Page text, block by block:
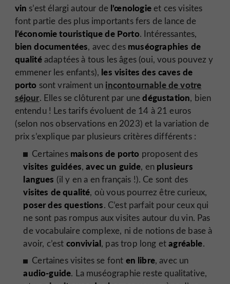
vin s’est élargi autour de l’œnologieet ces visites
font partie des plus importants fers de lance de
l’économie touristique de Porto. Intéressantes,
bien documentées, avec des muséographies de
qualitéadaptées à tous les âges (oui, vous pouvez y
emmener les enfants), les visites des caves de
porto sont vraiment un incontournable de votre
séjour. Elles se clôturent par unedégustation, bien
entendu ! Les tarifs évoluent de 14 à 21 euros
(selon nos observations en 2023) et la variation de
prix s’explique par plusieurs critères différents :
Certaines maisons de porto proposent des
visites guidées,avec un guide, en plusieurs
langues (il y en a en français !). Ce sont des
visites de qualité, où vous pourrez être curieux,
poser des questions. C’est parfait pour ceux qui
ne sont pas rompus aux visites autour du vin. Pas
de vocabulaire complexe, ni de notions de base à
avoir, c’est convivial, pas trop long etagréable.
Certaines visites se font en libre, avec un
audio-guide. La muséographie reste qualitative,